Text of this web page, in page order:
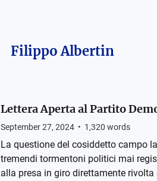
Filippo Albertin
Lettera Aperta al Partito
September 27, 2024 • 1,320 words
La questione del cosiddetto campo
tremendi tormentoni politici mai
alla presa in giro direttamente